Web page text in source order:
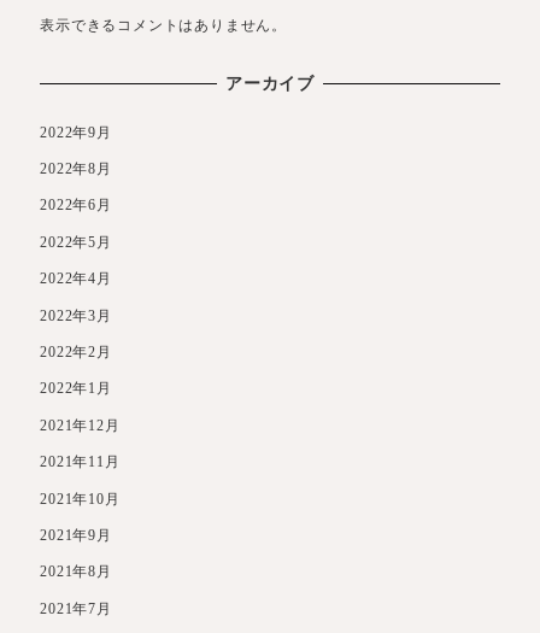
表示できるコメントはありません。
アーカイブ
2022年9月
2022年8月
2022年6月
2022年5月
2022年4月
2022年3月
2022年2月
2022年1月
2021年12月
2021年11月
2021年10月
2021年9月
2021年8月
2021年7月